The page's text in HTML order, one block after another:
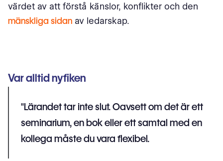
värdet av att förstå känslor, konflikter och den
mänskliga sidan av ledarskap.
Var alltid nyfiken
"Lärandet tar inte slut. Oavsett om det är ett
seminarium, en bok eller ett samtal med en
kollega måste du vara flexibel.